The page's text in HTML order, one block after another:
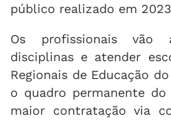
público realizado em
Os profissionais vão
disciplinas e atender
Regionais de Educação
o quadro permanente
maior contratação via